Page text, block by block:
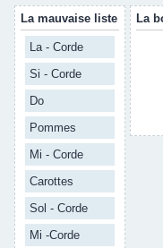
La mauvaise liste
La - Corde
Si - Corde
Do
Pommes
Mi - Corde
Carottes
Sol - Corde
Mi -Corde
La